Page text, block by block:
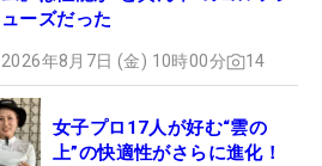
ューズだった
2026年8月7日 (金) 10時00分 14
女子プロ17人が好む“雲の
上”の快適性がさらに進化！